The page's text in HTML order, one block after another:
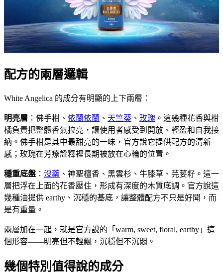
配方的兩層邏輯
White Angelica 的成分有明顯的上下兩層：
明亮層 ：佛手柑、 依蘭依蘭 、 天竺葵 、 玫瑰 。這幾種花香與柑
橘負責把整體香氣拉亮，讓使用者感受到開放、輕盈和自我接
納。佛手柑是其中最甜亮的一味，官方說它提供配方的清新
感；玫瑰在芳療詮釋裡長期被放在心輪的位置。
穩重底盤 ： 沒藥 、神聖檀香、黑雲杉、牛膝草、芫荽籽。這一
層把浮在上面的花香壓住，形成有深度的木質底調。官方說這
幾種油提供 earthy、沉穩的基底，讓整體配方不只是好聞，而
是有重量。
兩層加在一起，就是官方說的「warm, sweet, floral, earthy」這
個形容——明亮但不輕飄，沉穩但不沉悶。
幾個特別值得說的成分